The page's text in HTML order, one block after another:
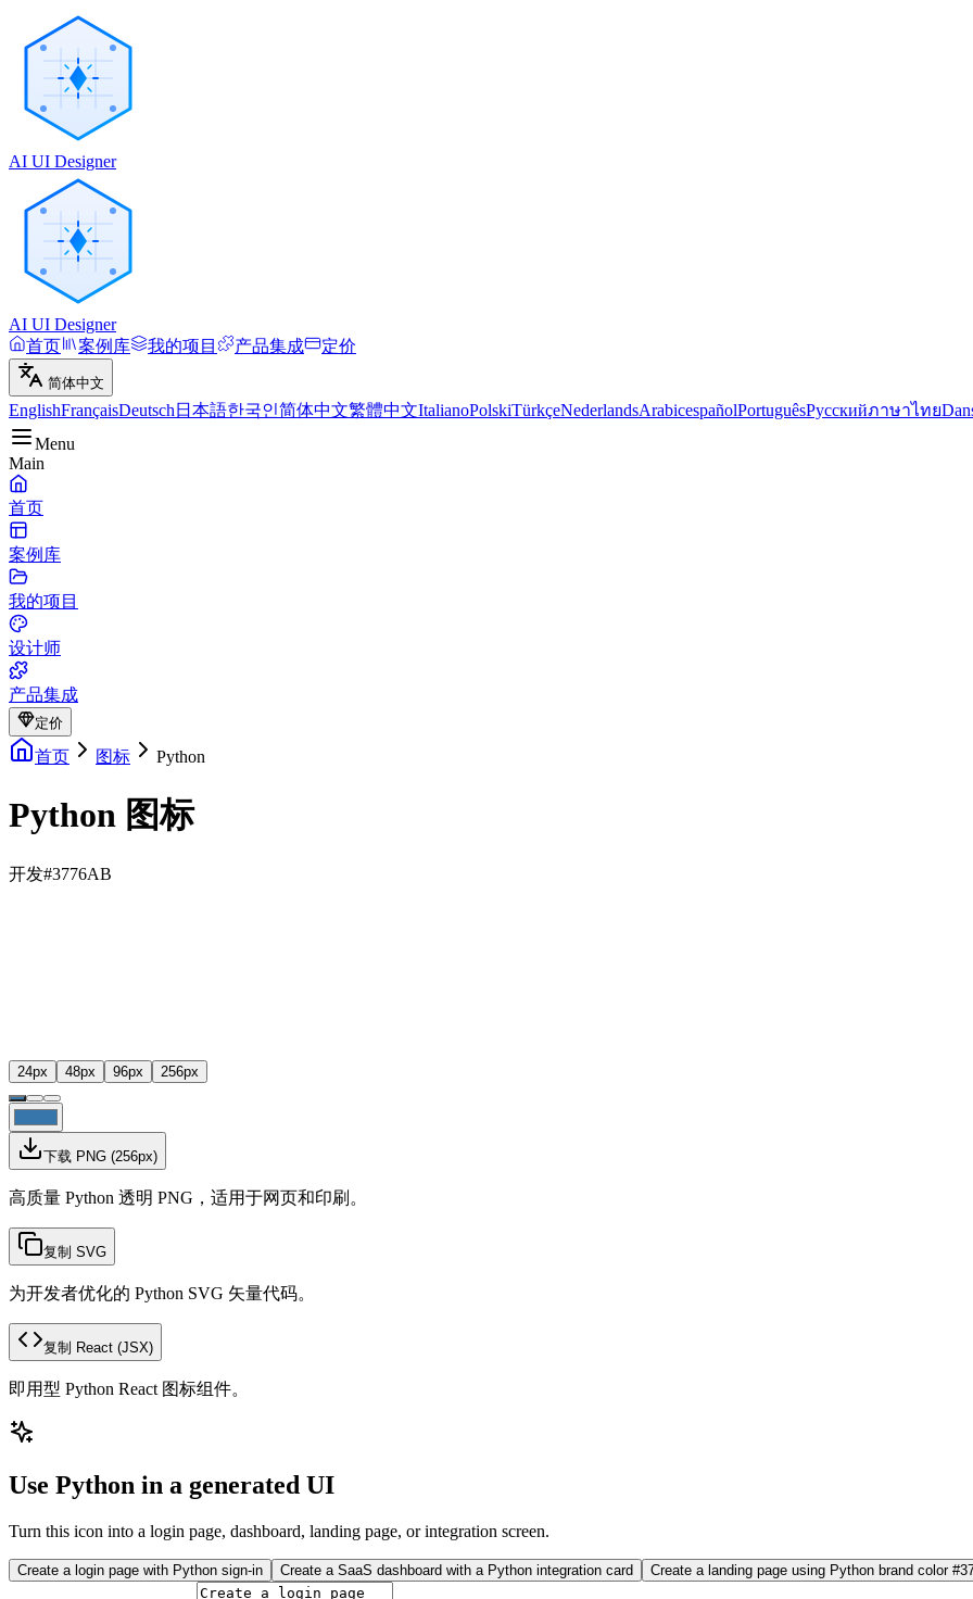
AI UI Designer
AI UI Designer
首页
案例库 我的项目 产品集成 定价
简体中文
EnglishFrançaisDeutsch 日本語한국인简体中文繁體中文ItalianoPolskiTürkçeNederlandsArabicespañolPortuguêsРусскийภาษาไทย
Menu
Main
首页
案例库
我的项目
设计师
产品集成
定价
首页 图标 Python
Python 图标
开发#3776AB
24px 48px 96px 256px
下载 PNG (256px)
高质量 Python 透明 PNG，适用于网页和印刷。
复制 SVG
为开发者优化的 Python SVG 矢量代码。
复制 React (JSX)
即用型 Python React 图标组件。
Use Python in a generated UI
Turn this icon into a login page, dashboard, landing page, or integration screen.
Create a login page with Python sign-in Create a SaaS dashboard with a Python integration card Create a landing page using Python brand color